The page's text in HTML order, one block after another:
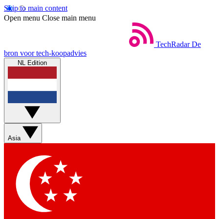
Skip to main content
Open menu Close main menu
TechRadar De
bron voor tech-koopadvies
NL Edition
Asia